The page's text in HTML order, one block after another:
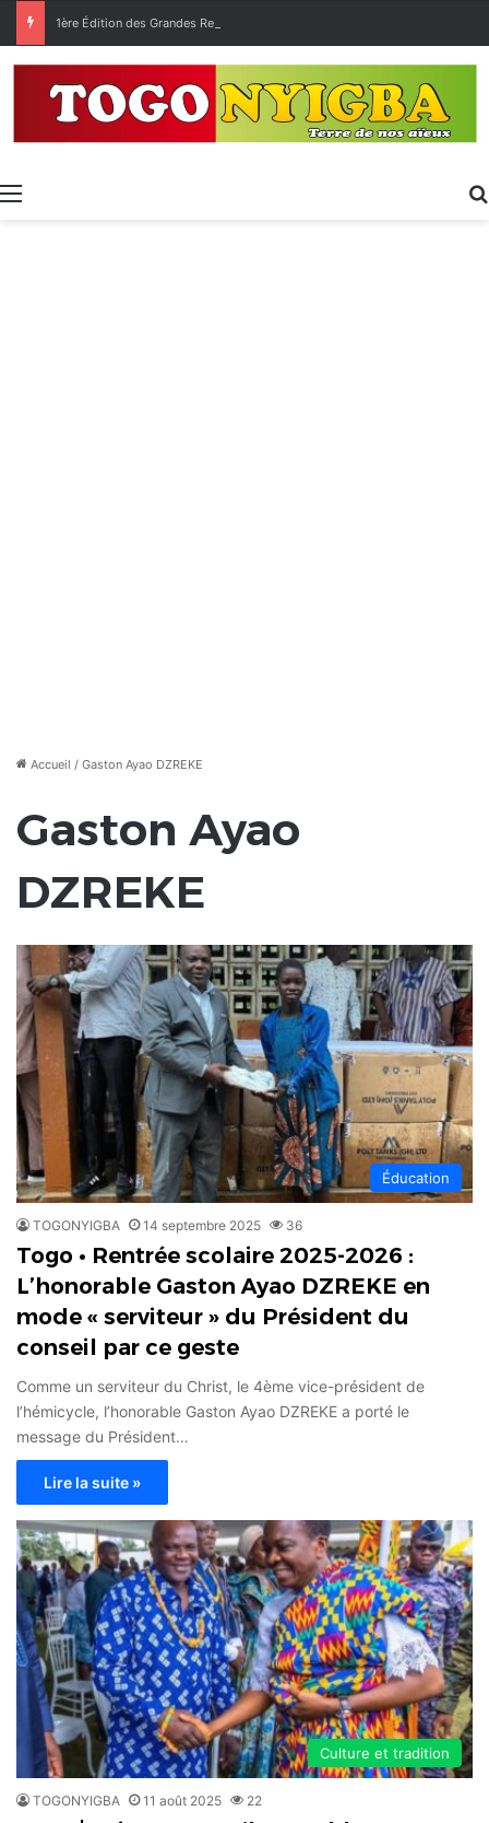
Menu
Accueil / Gaston Ayao DZREKE
Gaston Ayao
DZREKE
Éducation
TOGONYIGBA 14 septembre 2025 36
Togo • Rentrée scolaire 2025-2026 :
L’honorable Gaston Ayao DZREKE en
mode « serviteur » du Président du
conseil par ce geste
Comme un serviteur du Christ, le 4ème vice-président de
l’hémicycle, l’honorable Gaston Ayao DZREKE a porté le
message du Président…
Lire la suite »
Culture et tradition
TOGONYIGBA 11 août 2025 22